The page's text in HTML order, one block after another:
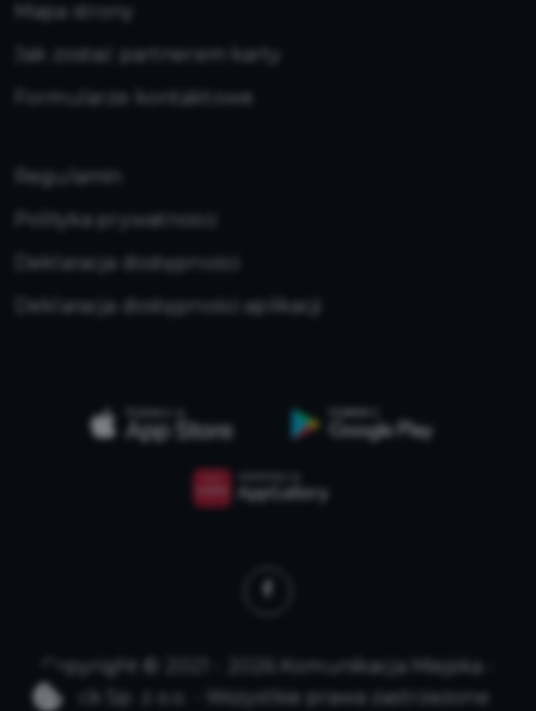
Mapa strony
Jak zostać partnerem karty
Formularze kontaktowe
Regulamin
Polityka prywatności
Deklaracja dostępności
Deklaracja dostępności aplikacji
Copyright © 2021 - 2026 Komunikacja Miejska -
Płock Sp. z o.o. - Wszystkie prawa zastrzeżone